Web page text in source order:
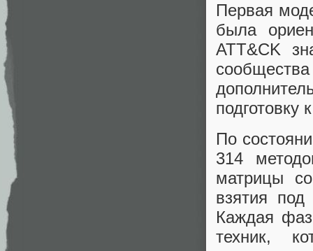
Первая
была
ATT&CK
подготовку
По
314
матрицы
взятия
Каждая
техник,